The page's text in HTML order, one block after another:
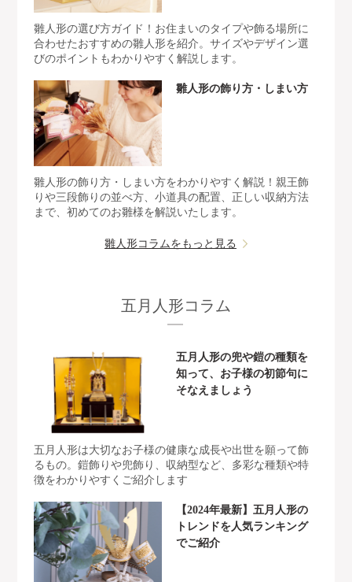
雛人形の選び方ガイド！お住まいのタイプや飾る場所に
合わせたおすすめの雛人形を紹介。サイズやデザイン選
びのポイントもわかりやすく解説します。
雛人形の飾り方・しまい方
雛人形の飾り方・しまい方をわかりやすく解説！親王飾
りや三段飾りの並べ方、小道具の配置、正しい収納方法
まで、初めてのお雛様を解説いたします。
雛人形コラムをもっと見る
五月人形コラム
五月人形の兜や鎧の種類を
知って、お子様の初節句に
そなえましょう
五月人形は大切なお子様の健康な成長や出世を願って飾
るもの。鎧飾りや兜飾り、収納型など、多彩な種類や特
徴をわかりやすくご紹介します
【2024年最新】五月人形の
トレンドを人気ランキング
でご紹介